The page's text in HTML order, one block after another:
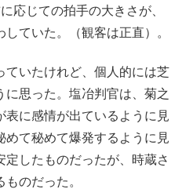
応じての拍手の大きさが、
ていた。（観客は正直）。
ていたけれど、個人的には芝
思った。塩冶判官は、菊之
表に感情が出ているように見
めて秘めて爆発するように見
定したものだったが、時蔵さ
のだった。